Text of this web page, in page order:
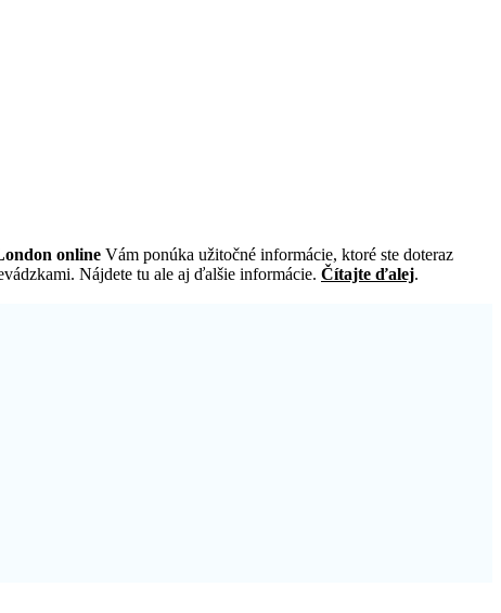
online Vám ponúka užitočné informácie, ktoré ste doteraz
Nájdete tu ale aj ďalšie informácie. Čítajte ďalej.